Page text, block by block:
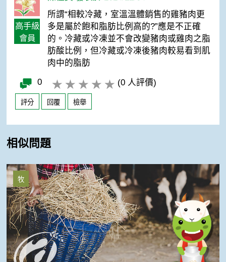
高手級
會員
所謂“相較冷藏，室溫溫體銷售的雞豬肉更
多是屬於飽和脂肪比例高的?”應是不正確
的。冷藏或冷凍並不會改變豬肉或雞肉之脂
肪酸比例，但冷藏或冷凍後豬肉較易看到肌
肉中的脂肪
0 (0 人評價)
評分 回覆 檢舉
相似問題
《雞》畜試土雞台畜母十二號
牧